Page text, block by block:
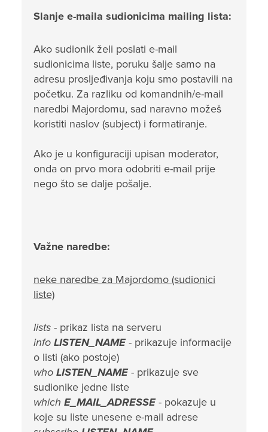
Slanje e-maila sudionicima mailing lista:
Ako sudionik želi poslati e-mail
sudionicima liste, poruku šalje samo na
adresu prosljeđivanja koju smo postavili na
početku. Za razliku od komandnih/e-mail
naredbi Majordomu, sad naravno možeš
koristiti naslov (subject) i formatiranje.
Ako je u konfiguraciji upisan moderator,
onda on prvo mora odobriti e-mail prije
nego što se dalje pošalje.
Važne naredbe:
neke naredbe za Majordomo (sudionici
liste)
lists - prikaz lista na serveru
info LISTEN_NAME- prikazuje informacije
o listi (ako postoje)
who LISTEN_NAME- prikazuje sve
sudionike jedne liste
which E_MAIL_ADRESSE- pokazuje u
koje su liste unesene e-mail adrese